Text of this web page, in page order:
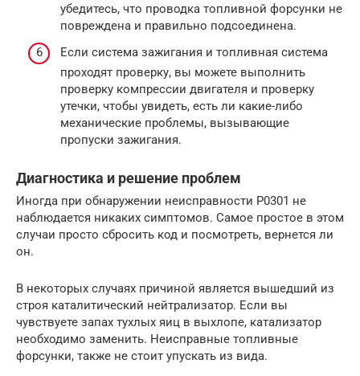
убедитесь, что проводка топливной форсунки не
повреждена и правильно подсоединена.
Если система зажигания и топливная система
проходят проверку, вы можете выполнить
проверку компрессии двигателя и проверку
утечки, чтобы увидеть, есть ли какие-либо
механические проблемы, вызывающие
пропуски зажигания.
Диагностика и решение проблем
Иногда при обнаружении неисправности P0301 не
наблюдается никаких симптомов. Самое простое в этом
случаи просто сбросить код и посмотреть, вернется ли
он.
В некоторых случаях причиной является вышедший из
строя каталитический нейтрализатор. Если вы
чувствуете запах тухлых яиц в выхлопе, катализатор
необходимо заменить. Неисправные топливные
форсунки, также не стоит упускать из вида.